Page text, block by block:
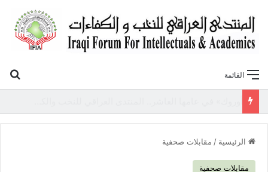
القائمة
الرئيسية / مقابلات صحفية
مقابلات صحفية